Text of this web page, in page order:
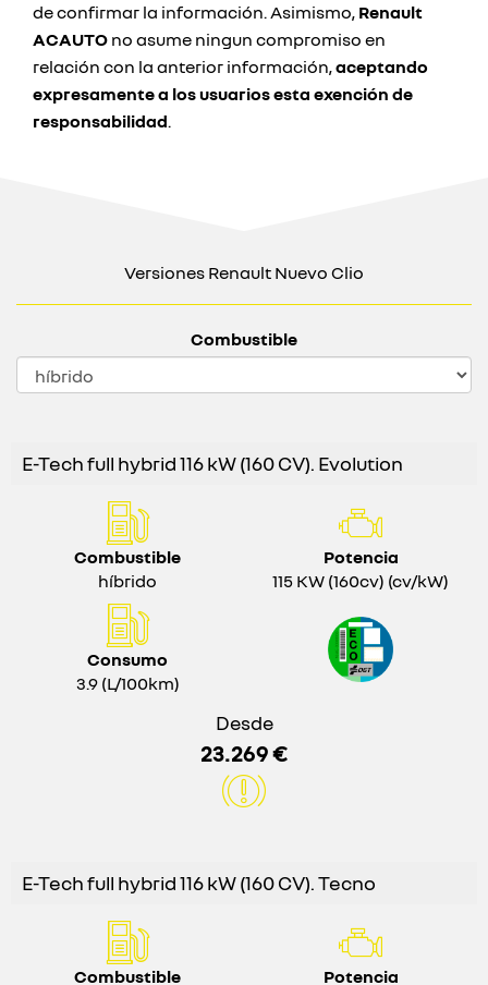
de confirmar la información. Asimismo, Renault
ACAUTO no asume ningun compromiso en
relación con la anterior información,aceptando
expresamente a los usuarios esta exención de
responsabilidad.
Versiones Renault Nuevo Clio
Combustible
E-Tech full hybrid 116 kW (160 CV). Evolution
Combustible
híbrido
Potencia
115 KW (160cv) (cv/kW)
Consumo
3.9 (L/100km)
Desde
23.269 €
E-Tech full hybrid 116 kW (160 CV). Tecno
Combustible Potencia